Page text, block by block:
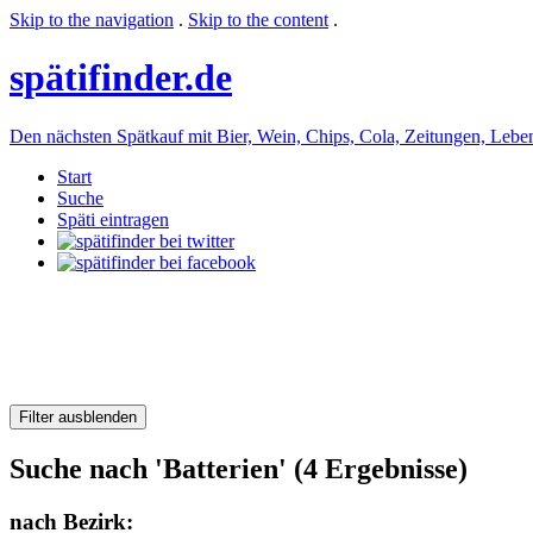
Skip to the navigation . Skip to the content .
spätifinder.de
Den nächsten Spätkauf mit Bier, Wein, Chips, Cola, Zeitungen,
Start
Suche
Späti eintragen
Filter ausblenden
Suche nach 'Batterien' (4 Ergebnisse)
nach Bezirk: